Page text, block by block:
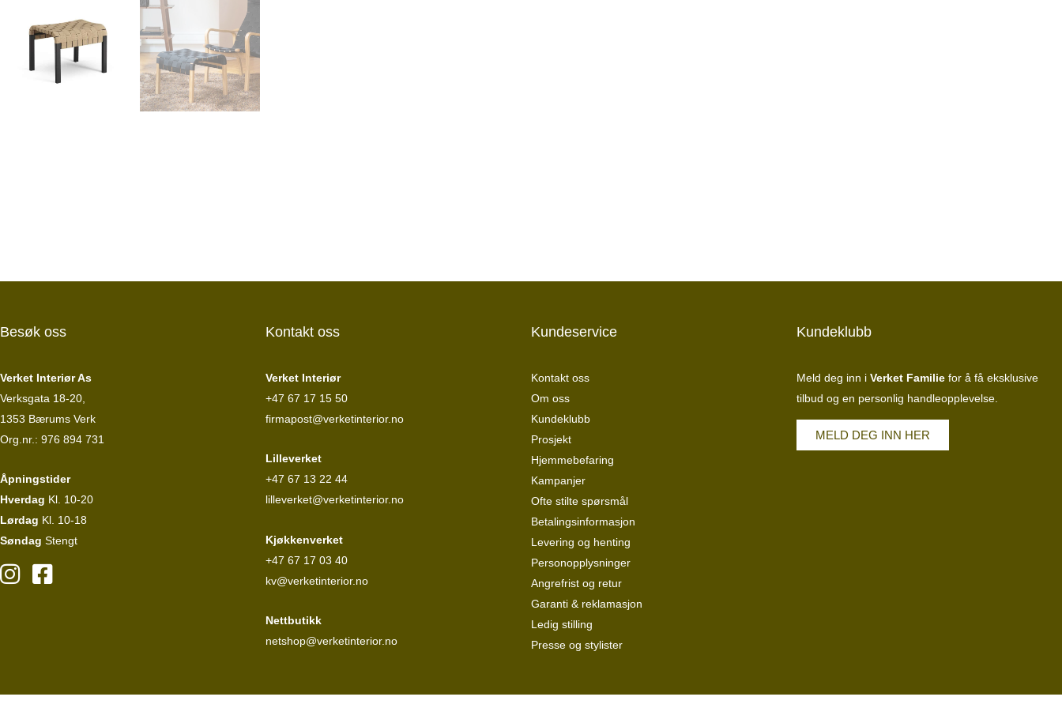
Besøk oss
Verket Interiør As
Verksgata 18-20,
1353 Bærums Verk
Org.nr.: 976 894 731
Åpningstider
Hverdag Kl. 10-20
Lørdag Kl. 10-18
Søndag Stengt
Kontakt oss
Verket Interiør
+47 67 17 15 50
firmapost@verketinterior.no
Lilleverket
+47 67 13 22 44
lilleverket@verketinterior.no
Kjøkkenverket
+47 67 17 03 40
kv@verketinterior.no
Nettbutikk
netshop@verketinterior.no
Kundeservice
Kontakt oss
Om oss
Kundeklubb
Prosjekt
Hjemmebefaring
Kampanjer
Ofte stilte spørsmål
Betalingsinformasjon
Levering og henting
Personopplysninger
Angrefrist og retur
Garanti & reklamasjon
Ledig stilling
Presse og stylister
Kundeklubb
Meld deg inn i Verket Familie for å få eksklusive
tilbud og en personlig handleopplevelse.
MELD DEG INN HER